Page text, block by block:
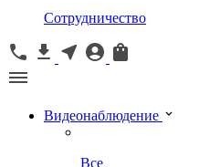
Сотрудничество
Видеонаблюдение
Все